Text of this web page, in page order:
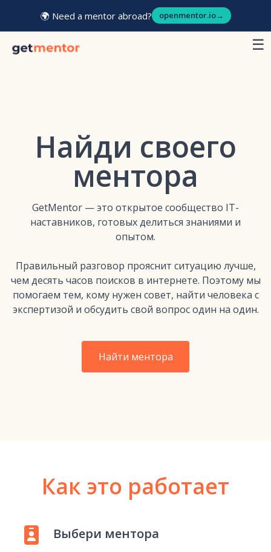
🌍 Need a mentor abroad? openmentor.io→
☰
Найди своего
ментора
GetMentor — это открытое сообщество IT-
наставников, готовых делиться знаниями и
опытом.
Правильный разговор прояснит ситуацию лучше,
чем десять часов поисков в интернете. Поэтому мы
помогаем тем, кому нужен совет, найти человека с
экспертизой и обсудить свой вопрос один на один.
Найти ментора
Как это работает
Выбери ментора